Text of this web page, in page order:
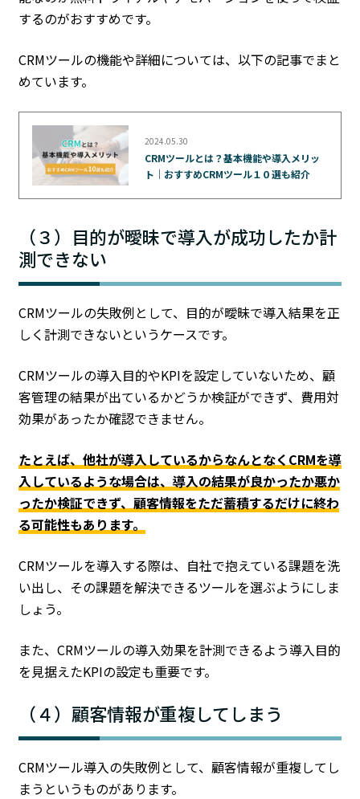
するのがおすすめです。
CRMツールの機能や詳細については、以下の記事でまと
めています。
2024.05.30
CRMツールとは？基本機能や導入メリッ
ト｜おすすめCRMツール１０選も紹介
（３）目的が曖昧で導入が成功したか計
測できない
CRMツールの失敗例として、目的が曖昧で導入結果を正
しく計測できないというケースです。
CRMツールの導入目的やKPIを設定していないため、顧
客管理の結果が出ているかどうか検証ができず、費用対
効果があったか確認できません。
たとえば、他社が導入しているからなんとなくCRMを導
入しているような場合は、導入の結果が良かったか悪か
ったか検証できず、顧客情報をただ蓄積するだけに終わ
る可能性もあります。
CRMツールを導入する際は、自社で抱えている課題を洗
い出し、その課題を解決できるツールを選ぶようにしま
しょう。
また、CRMツールの導入効果を計測できるよう導入目的
を見据えたKPIの設定も重要です。
（４）顧客情報が重複してしまう
CRMツール導入の失敗例として、顧客情報が重複してし
まうというものがあります。